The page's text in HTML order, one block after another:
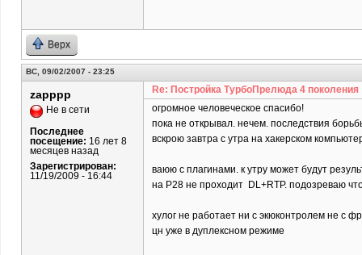
Верх
ВС, 09/02/2007 - 23:25
zapppp
Не в сети
Последнее
посещение: 16 лет 8
месяцев назад
Зарегистрирован:
11/19/2009 - 16:44
Re: Постройка ТурбоПрелюда 4 поколения
огромное человеческое спасибо!
пока не открывал. нечем. последствия
вскрою завтра с утра на хакерском
ваюю с плагинами. к утру может будут
на P28 не проходит DL+RTP. подозреваю
хулог не работает ни с экюконтролем не с
цн уже в дуплексном режиме